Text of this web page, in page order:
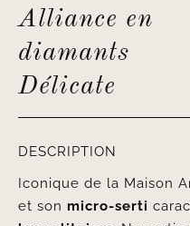
Alliance en
diamants
Délicate
DESCRIPTION
Iconique de la Maison
et son micro-serti